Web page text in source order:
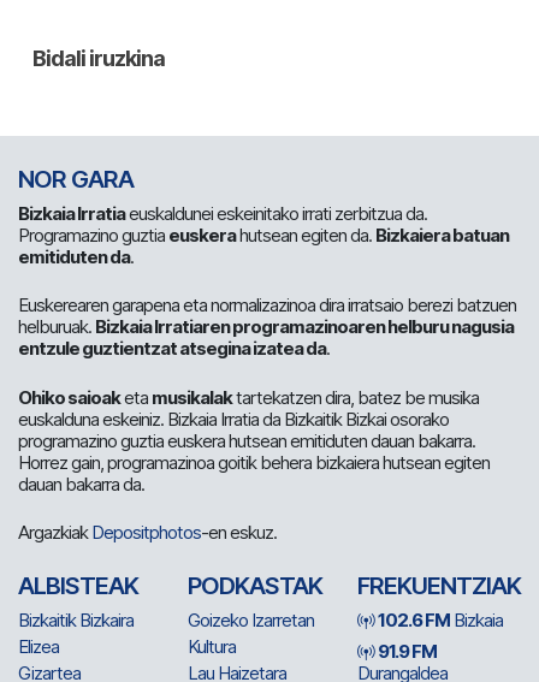
NOR GARA
Bizkaia Irratiaeuskaldunei eskeinitako irrati zerbitzua da.
Programazino guztia euskerahutsean egiten da. Bizkaiera batuan
emitiduten da.
Euskerearen garapena eta normalizazinoa dira irratsaio berezi batzuen
helburuak. Bizkaia Irratiaren programazinoaren helburu nagusia
entzule guztientzat atsegina izatea da.
Ohiko saioaketa musikalaktartekatzen dira, batez be musika
euskalduna eskeiniz. Bizkaia Irratia da Bizkaitik Bizkai osorako
programazino guztia euskera hutsean emitiduten dauan bakarra.
Horrez gain, programazinoa goitik behera bizkaiera hutsean egiten
dauan bakarra da.
ArgazkiakDepositphotos-en eskuz.
ALBISTEAK
Bizkaitik Bizkaira
Elizea
Gizartea
PODKASTAK
Goizeko Izarretan
Kultura
Lau Haizetara
FREKUENTZIAK
102.6 FM Bizkaia
91.9 FM
Durangaldea